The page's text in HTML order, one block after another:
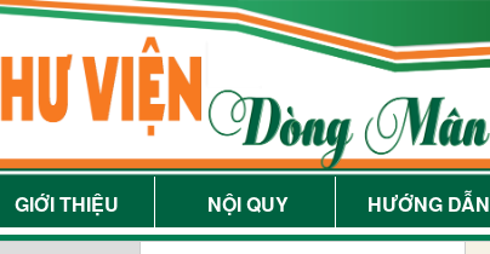
GIỚI THIỆU NỘI QUY HƯỚNG DẪN